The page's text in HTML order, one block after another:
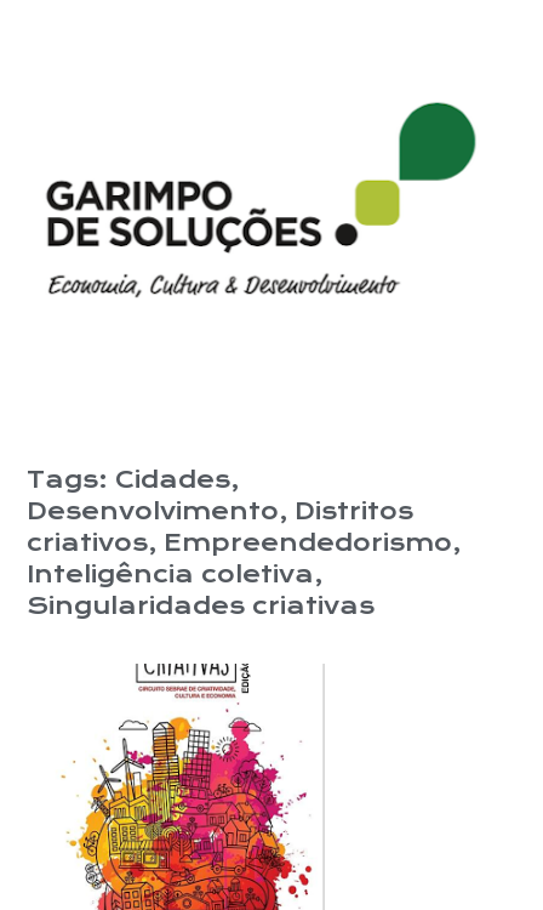
Tags: Cidades,
Desenvolvimento, Distritos
criativos, Empreendedorismo,
Inteligência coletiva,
Singularidades criativas